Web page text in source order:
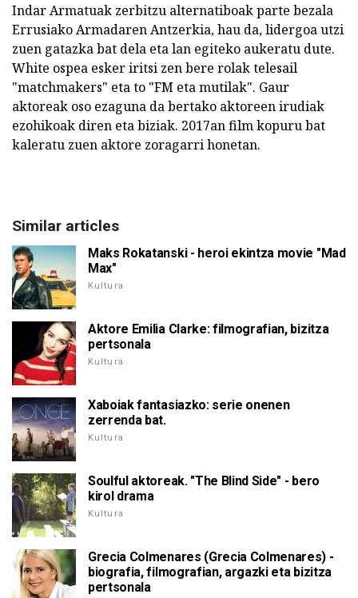
Indar Armatuak zerbitzu alternatiboak parte bezala
Errusiako Armadaren Antzerkia, hau da, lidergoa utzi
zuen gatazka bat dela eta lan egiteko aukeratu dute.
White ospea esker iritsi zen bere rolak telesail
"matchmakers" eta to "FM eta mutilak". Gaur
aktoreak oso ezaguna da bertako aktoreen irudiak
ezohikoak diren eta biziak. 2017an film kopuru bat
kaleratu zuen aktore zoragarri honetan.
Similar articles
Maks Rokatanski - heroi ekintza movie "Mad
Max"
Kultura
Aktore Emilia Clarke: filmografian, bizitza
pertsonala
Kultura
Xaboiak fantasiazko: serie onenen
zerrenda bat.
Kultura
Soulful aktoreak. "The Blind Side" - bero
kirol drama
Kultura
Grecia Colmenares (Grecia Colmenares) -
biografia, filmografian, argazki eta bizitza
pertsonala